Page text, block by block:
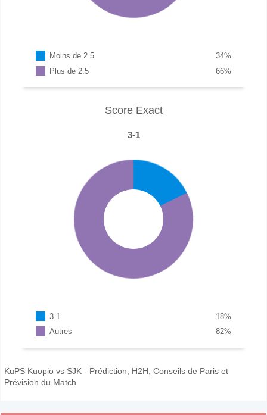
Moins de 2.5 %
34
Plus de 2.5
%
66
Score Exact
3-1
3-1 %
18
Autres
%
82
KuPS Kuopio vs SJK - Prédiction, H2H, Conseils de Paris et
Prévision du Match